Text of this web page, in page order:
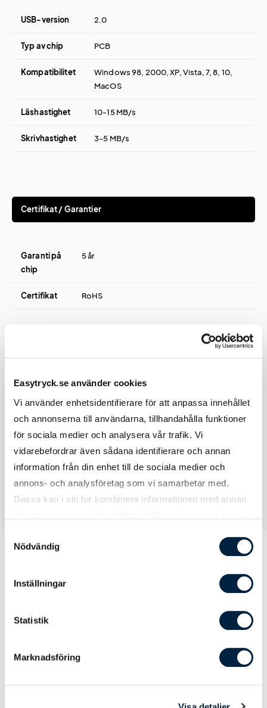
Easytryck.se använder cookies
Vi använder enhetsidentifierare för att anpassa innehållet
och annonserna till användarna, tillhandahålla funktioner
för sociala medier och analysera vår trafik. Vi
vidarebefordrar även sådana identifierare och annan
information från din enhet till de sociala medier och
annons- och analysföretag som vi samarbetar med.
Dessa kan i sin tur kombinera informationen med annan
Nödvändig
Inställningar
Statistik
Marknadsföring
USB-version 2.0
Typ av chip PCB
Kompatibilitet
Windows 98, 2000, XP, Vista, 7, 8, 10,
MacOS
Läshastighet 10-15 MB/s
Skrivhastighet 3-5 MB/s
Certifikat / Garantier
Garanti på
chip
5 år
Certifikat RoHS
57,00 52,00